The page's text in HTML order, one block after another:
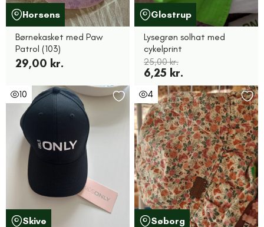
Horsens
Børnekasket med Paw
Patrol (103)
29,00 kr.
Glostrup
Lysegrøn solhat med
cykelprint
25,00 kr.
6,25 kr.
10
Skive
4
Søborg